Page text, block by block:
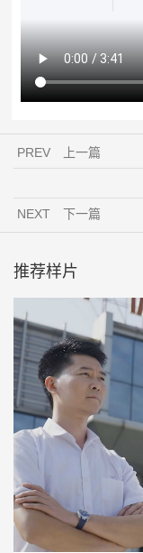
PREV 上一篇
NEXT 下一篇
推荐样片